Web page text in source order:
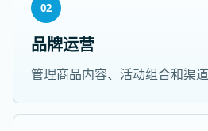
02
品牌运营
管理商品内容、活动组合和渠道